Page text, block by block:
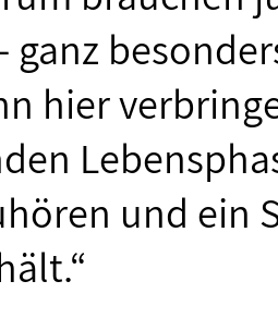
ganz
hier
und ein